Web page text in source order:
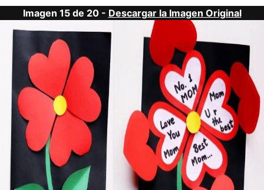
Imagen 15 de 20 - Descargar la Imagen Original